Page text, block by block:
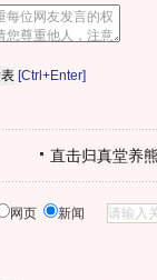
[Ctrl+Enter]
直击归真堂养
网页 新闻